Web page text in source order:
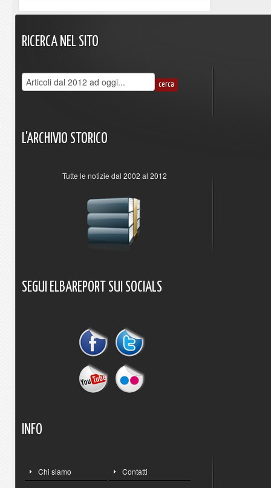
RICERCA NEL SITO
L'ARCHIVIO STORICO
Tutte le notizie dal 2002 al 2012
SEGUI ELBAREPORT SUI SOCIALS
INFO
Chi siamo Contatti